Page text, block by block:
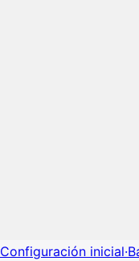
Configuración inicial·